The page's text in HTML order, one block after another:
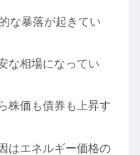
な暴落が起きてい
な相場になってい
株価も債券も上昇す
はエネルギー価格の